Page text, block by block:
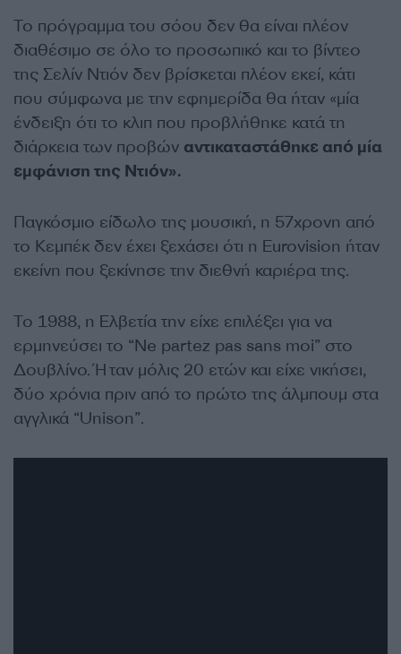
Το πρόγραμμα του σόου δεν θα είναι πλέον
διαθέσιμο σε όλο το προσωπικό και το βίντεο
της Σελίν Ντιόν δεν βρίσκεται πλέον εκεί, κάτι
που σύμφωνα με την εφημερίδα θα ήταν «μία
ένδειξη ότι το κλιπ που προβλήθηκε κατά τη
διάρκεια των προβών αντικαταστάθηκε από μία
εμφάνιση της Ντιόν».
Παγκόσμιο είδωλο της μουσική, η 57χρονη από
το Κεμπέκ δεν έχει ξεχάσει ότι η Eurovision ήταν
εκείνη που ξεκίνησε την διεθνή καριέρα της.
Το 1988, η Ελβετία την είχε επιλέξει για να
ερμηνεύσει το “Ne partez pas sans moi” στο
Δουβλίνο. Ήταν μόλις 20 ετών και είχε νικήσει,
δύο χρόνια πριν από το πρώτο της άλμπουμ στα
αγγλικά “Unison”.